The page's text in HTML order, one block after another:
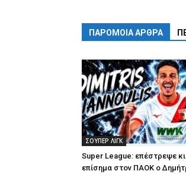
ΠΑΡΟΜΟΙΑ ΑΡΘΡΑ
ΣΟΥΠΕΡ ΛΙΓΚ
Super League: επέστρεψε κι
επίσημα στον ΠΑΟΚ ο